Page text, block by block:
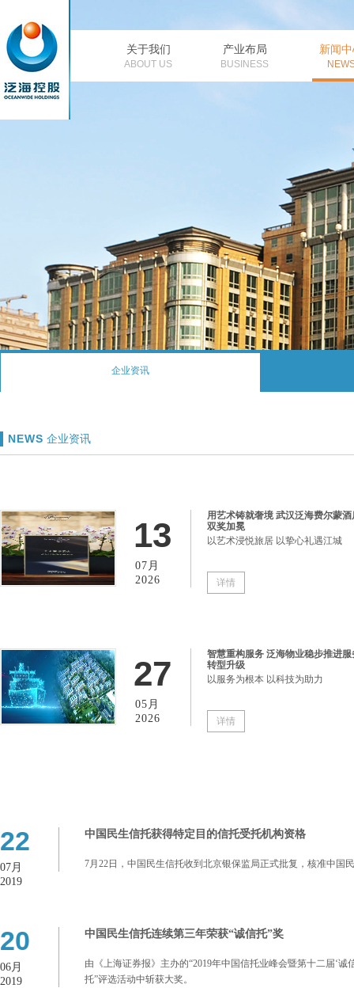
新闻
产业布局
BUSINESS
关于我们
ABOUT US
公司简介 董事长致辞 公
企业资讯
NEWS 企业资讯
13
07月
2026
用艺术铸就奢境 武汉泛海费尔蒙酒
双奖加冕
以艺术浸悦旅居 以挚心礼遇江城
详情
27
05月
2026
智慧重构服务 泛海物业稳步推进服
转型升级
以服务为根本 以科技为助力
详情
22
07月
2019
中国民生信托获得特定目的信托受托机构资格
7月22日，中国民生信托收到北京银保监局正式批复，核准中
20
06月
2019
中国民生信托连续第三年荣获“诚信托”奖
由《上海证券报》主办的“2019年中国信托业峰会暨第十二届‘
托”评选活动中斩获大奖。